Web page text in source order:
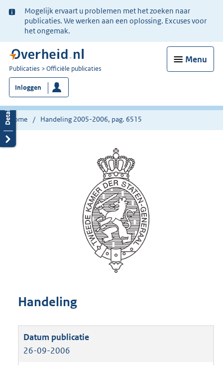
Ter
informatie:
Mogelijk ervaart u problemen met het zoeken naar
publicaties. We werken aan een oplossing. Excuses voor
het ongemak.
Menu
U
bent
nu
hier:
Publicaties Officiële publicaties
Inloggen
Home Handeling 2005-2006, pag. 6515
Handeling
26-09-2006